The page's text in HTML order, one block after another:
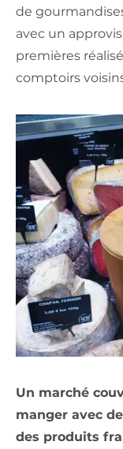
de
avec un
premières
comptoirs
Un marché
manger avec
des produits